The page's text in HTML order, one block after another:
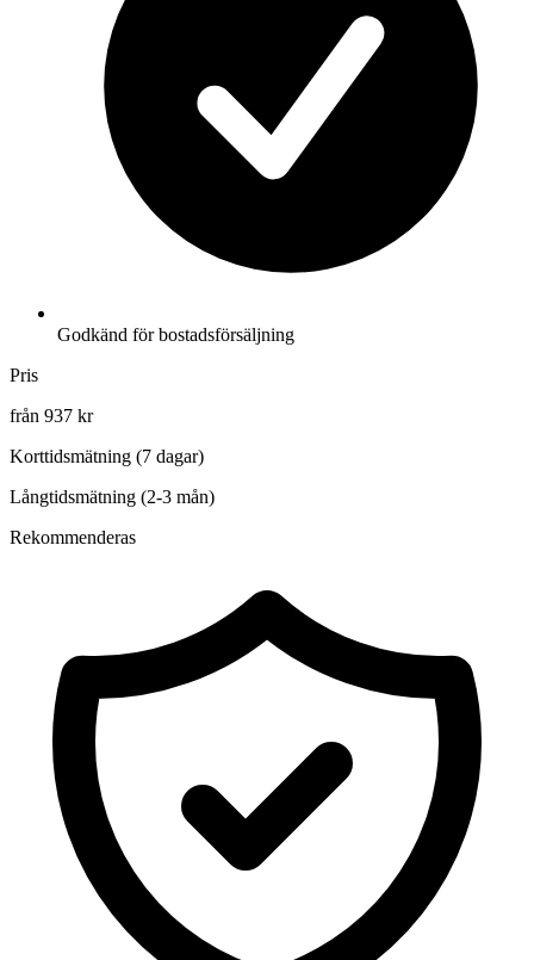
Godkänd för bostadsförsäljning
Pris
från 937 kr
Korttidsmätning (7 dagar)
Långtidsmätning (2-3 mån)
Rekommenderas